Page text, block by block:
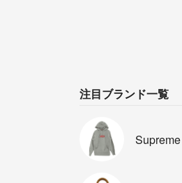
注目ブランド一覧
Supreme